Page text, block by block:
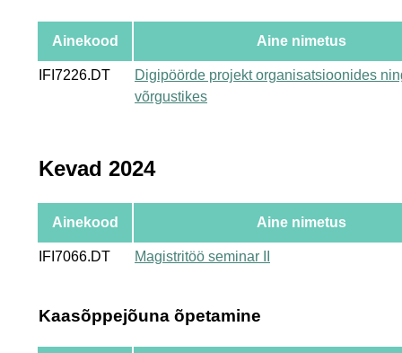
Ainekood Aine nimetus
IFI7226.DT
Digipöörde projekt organisatsioonides
võrgustikes
Kevad 2024
Ainekood Aine nimetus
IFI7066.DT Magistritöö seminar II
Kaasõppejõuna õpetamine